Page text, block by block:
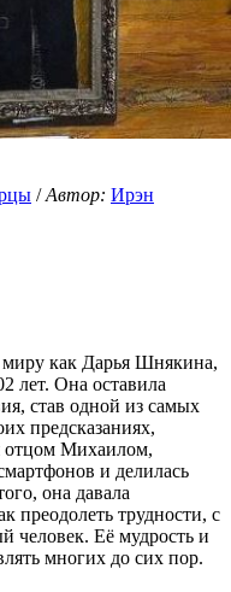
/Автор: Ирэн
как Дарья Шнякина,
лет. Она оставила
став одной из самых
предсказаниях,
отцом Михаилом,
и делилась
она давала
преодолеть трудности, с
человек. Её мудрость и
многих до сих пор.